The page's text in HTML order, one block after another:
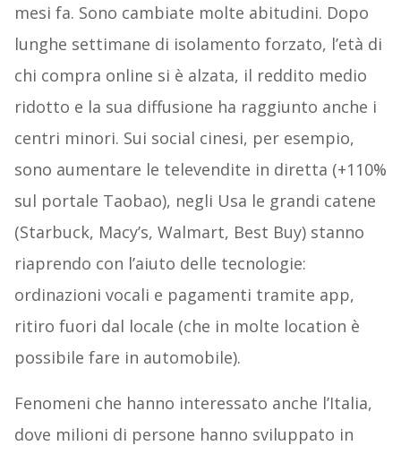
mesi fa. Sono cambiate molte abitudini. Dopo
lunghe settimane di isolamento forzato, l’età di
chi compra online si è alzata, il reddito medio
ridotto e la sua diffusione ha raggiunto anche i
centri minori. Sui social cinesi, per esempio,
sono aumentare le televendite in diretta (+110%
sul portale Taobao), negli Usa le grandi catene
(Starbuck, Macy’s, Walmart, Best Buy) stanno
riaprendo con l’aiuto delle tecnologie:
ordinazioni vocali e pagamenti tramite app,
ritiro fuori dal locale (che in molte location è
possibile fare in automobile).
Fenomeni che hanno interessato anche l’Italia,
dove milioni di persone hanno sviluppato in